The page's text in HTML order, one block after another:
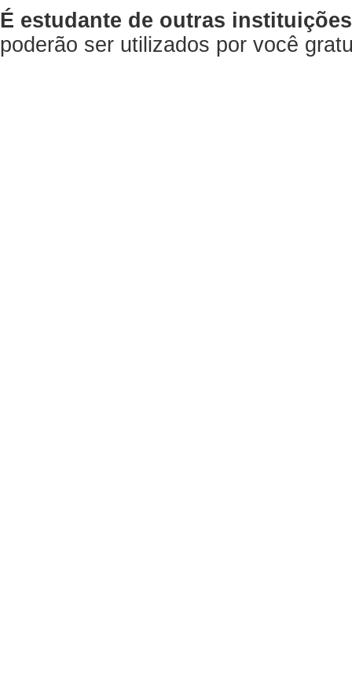
É estudante de outras
poderão ser utilizados por você